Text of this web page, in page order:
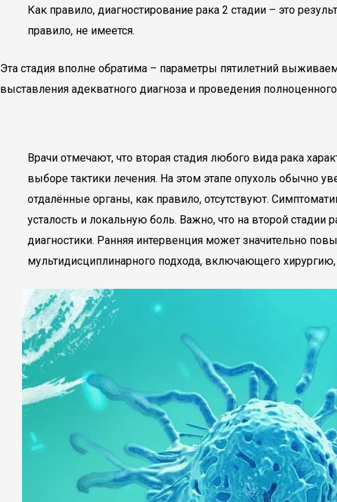
Как правило, диагностирование рака 2 стадии – это
правило, не имеется.
Эта стадия вполне обратима – параметры пятилетний
выставления адекватного диагноза и проведения
Врачи отмечают, что вторая стадия любого вида рака
выборе тактики лечения. На этом этапе опухоль обычно
отдалённые органы, как правило, отсутствуют.
усталость и локальную боль. Важно, что на второй
диагностики. Ранняя интервенция может значительно
мультидисциплинарного подхода, включающего